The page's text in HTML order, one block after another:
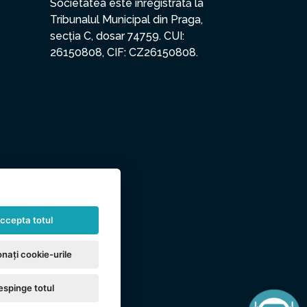
Societatea este înregistrată la
Tribunalul Municipal din Praga,
secția C, dosar 74759. CUI:
26150808, CIF: CZ26150808.
totul
cookie-urile
totul